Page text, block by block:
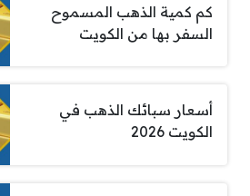
كم كمية الذهب المسموح
السفر بها من الكويت
أسعار سبائك الذهب في
الكويت 2026